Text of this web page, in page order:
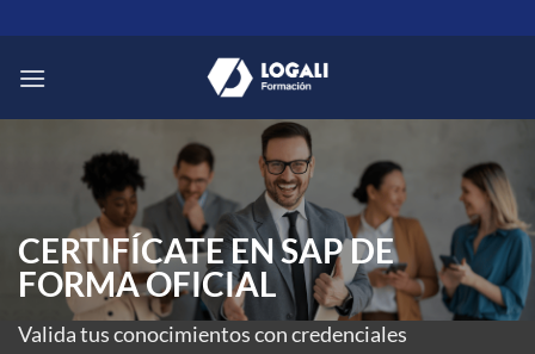
al
contenido
CERTIFÍCATE EN SAP DE
FORMA OFICIAL
Valida tus conocimientos con credenciales